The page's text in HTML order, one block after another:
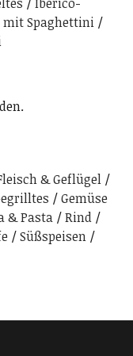
Iberico-
mit Spaghettini
& Geflügel
Gemüse
& Pasta
Rind
Süßspeisen